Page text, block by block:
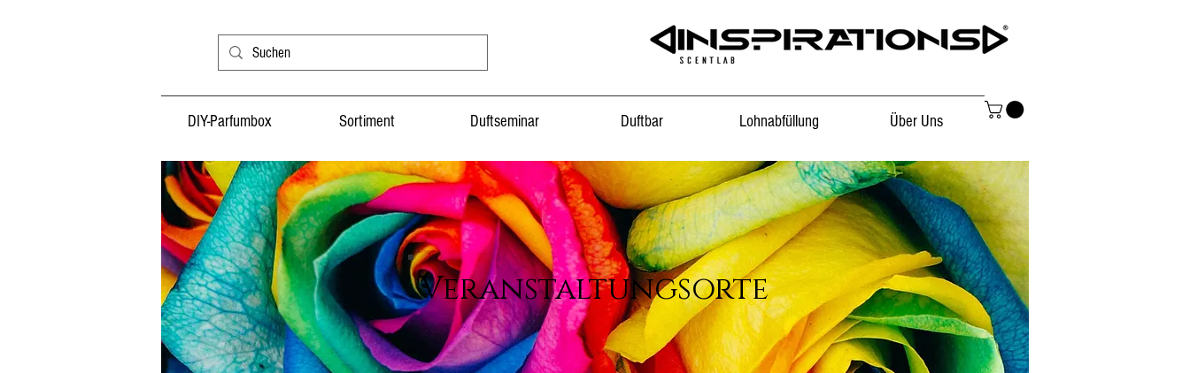
DIY-Parfumbox Sortiment Duftseminar Duftbar Lohnabfüllung Über Uns
Veranstaltungsorte